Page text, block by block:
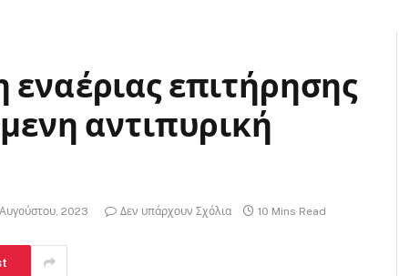
επιτήρησης
αντιπυρική
2023 Δεν υπάρχουν Σχόλια 10 Mins Read